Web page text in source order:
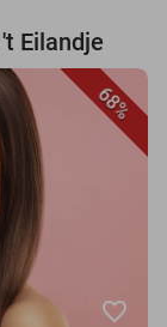
Eilandje
68%
favorite_border